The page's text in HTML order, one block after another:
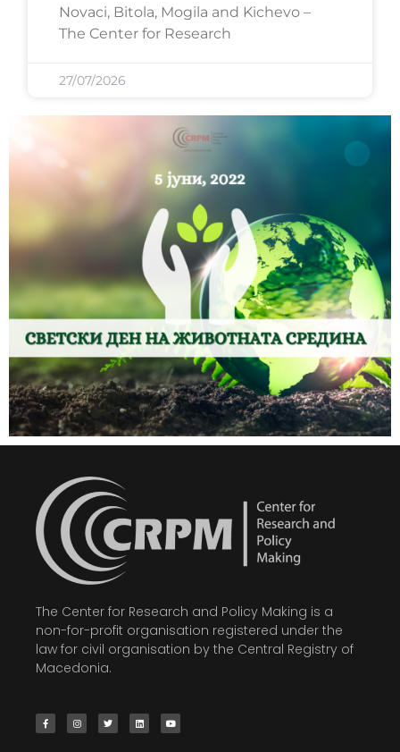
Novaci, Bitola, Mogila and Kichevo –
The Center for Research
27/07/2026
The Center for Research and Policy Making is a
non-for-profit organisation registered under the
law for civil organisation by the Central Registry of
Macedonia.